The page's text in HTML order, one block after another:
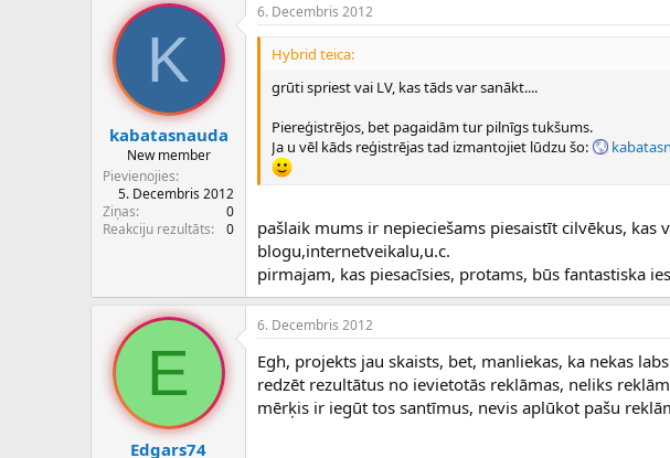
K
kabatasnauda
New member
Pievienojies
5. Decembris 2012
Ziņas
0
Reakciju rezultāts
0
6. Decembris 2012
Hybrid teica:
grūti spriest vai LV, kas tāds var sanākt....
Piereģistrējos, bet pagaidām tur pilnīgs tukšums.
Ja u vēl kāds reģistrējas tad izmantojiet lūdzu šo:
pašlaik mums ir nepieciešams piesaistīt cilvēkus, kas
blogu,internetveikalu,u.c.
pirmajam, kas piesacīsies, protams, būs fantastiska
E
Edgars74
6. Decembris 2012
Egh, projekts jau skaists, bet, manliekas, ka nekas
redzēt rezultātus no ievietotās reklāmas, neliks
mērķis ir iegūt tos santīmus, nevis aplūkot pašu